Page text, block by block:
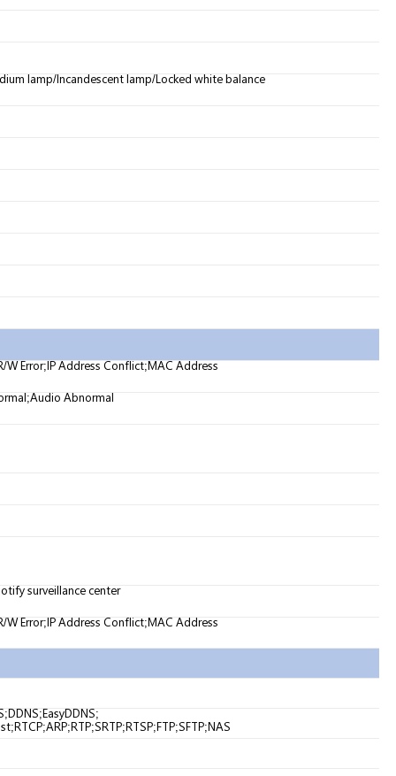
lamp/Incandescent lamp/Locked white balance
Error;IP Address Conflict;MAC Address
Abnormal
surveillance center
Error;IP Address Conflict;MAC Address